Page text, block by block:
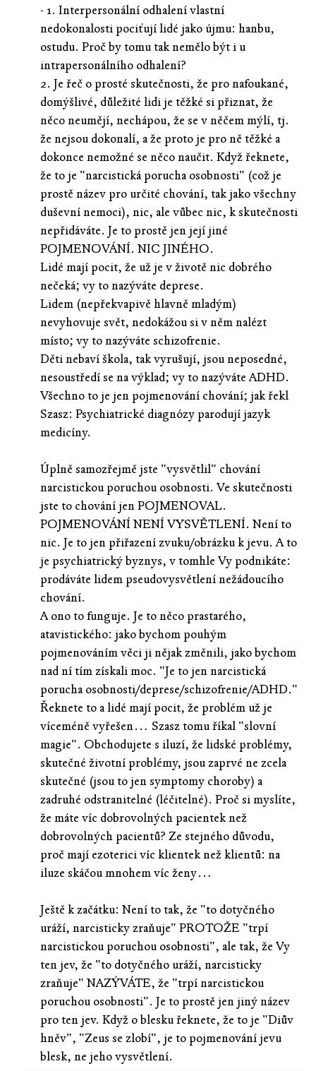
- 1. Interpersonální odhalení vlastní
nedokonalosti pociťují lidé jako újmu: hanbu,
ostudu. Proč by tomu tak nemělo být i u
intrapersonálního odhalení?
2. Je řeč o prosté skutečnosti, že pro nafoukané,
domýšlivé, důležité lidi je těžké si přiznat, že
něco neumějí, nechápou, že se v něčem mýlí, tj.
že nejsou dokonalí, a že proto je pro ně těžké a
dokonce nemožné se něco naučit. Když řeknete,
že to je "narcistická porucha osobnosti" (což je
prostě název pro určité chování, tak jako všechny
duševní nemoci), nic, ale vůbec nic, k skutečnosti
nepřidáváte. Je to prostě jen její jiné
POJMENOVÁNÍ. NIC JINÉHO.
Lidé mají pocit, že už je v životě nic dobrého
nečeká; vy to nazýváte deprese.
Lidem (nepřekvapivě hlavně mladým)
nevyhovuje svět, nedokážou si v něm nalézt
místo; vy to nazýváte schizofrenie.
Děti nebaví škola, tak vyrušují, jsou neposedné,
nesoustředí se na výklad; vy to nazýváte ADHD.
Všechno to je jen pojmenování chování; jak řekl
Szasz: Psychiatrické diagnózy parodují jazyk
medicíny.
Úplně samozřejmě jste "vysvětlil" chování
narcistickou poruchou osobnosti. Ve skutečnosti
jste to chování jen POJMENOVAL.
POJMENOVÁNÍ NENÍ VYSVĚTLENÍ. Není to
nic. Je to jen přiřazení zvuku/obrázku k jevu. A to
je psychiatrický byznys, v tomhle Vy podnikáte:
prodáváte lidem pseudovysvětlení nežádoucího
chování.
A ono to funguje. Je to něco prastarého,
atavistického: jako bychom pouhým
pojmenováním věci ji nějak změnili, jako bychom
nad ní tím získali moc. "Je to jen narcistická
porucha osobnosti/deprese/schizofrenie/ADHD."
Řeknete to a lidé mají pocit, že problém už je
víceméně vyřešen… Szasz tomu říkal "slovní
magie". Obchodujete s iluzí, že lidské problémy,
skutečné životní problémy, jsou zaprvé ne zcela
skutečné (jsou to jen symptomy choroby) a
zadruhé odstranitelné (léčitelné). Proč si myslíte,
že máte víc dobrovolných pacientek než
dobrovolných pacientů? Ze stejného důvodu,
proč mají ezoterici víc klientek než klientů: na
iluze skáčou mnohem víc ženy…
Ještě k začátku: Není to tak, že "to dotyčného
uráží, narcisticky zraňuje" PROTOŽE "trpí
narcistickou poruchou osobnosti", ale tak, že Vy
ten jev, že "to dotyčného uráží, narcisticky
zraňuje" NAZÝVÁTE, že "trpí narcistickou
poruchou osobnosti". Je to prostě jen jiný název
pro ten jev. Když o blesku řeknete, že to je "Diův
hněv", "Zeus se zlobí", je to pojmenování jevu
blesk, ne jeho vysvětlení.